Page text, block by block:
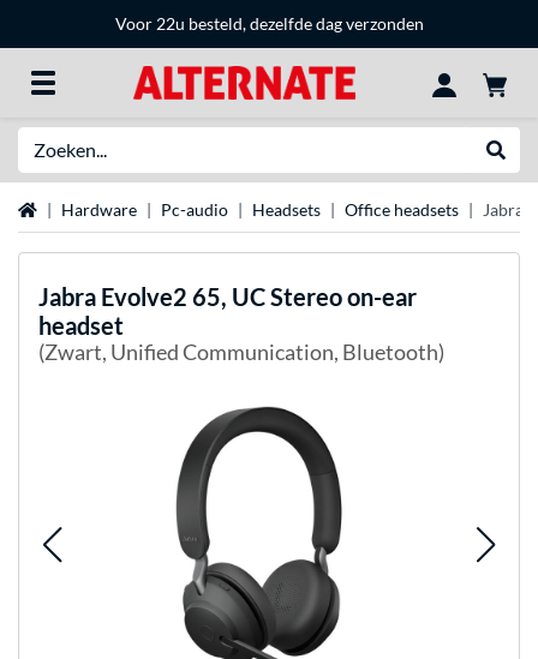
Voor 22u besteld, dezelfde dag verzonden
Home Hardware Pc-audio Headsets Office headsets Jabra
Jabra Evolve2 65, UC Stereo on-ear
headset
(Zwart, Unified Communication, Bluetooth)